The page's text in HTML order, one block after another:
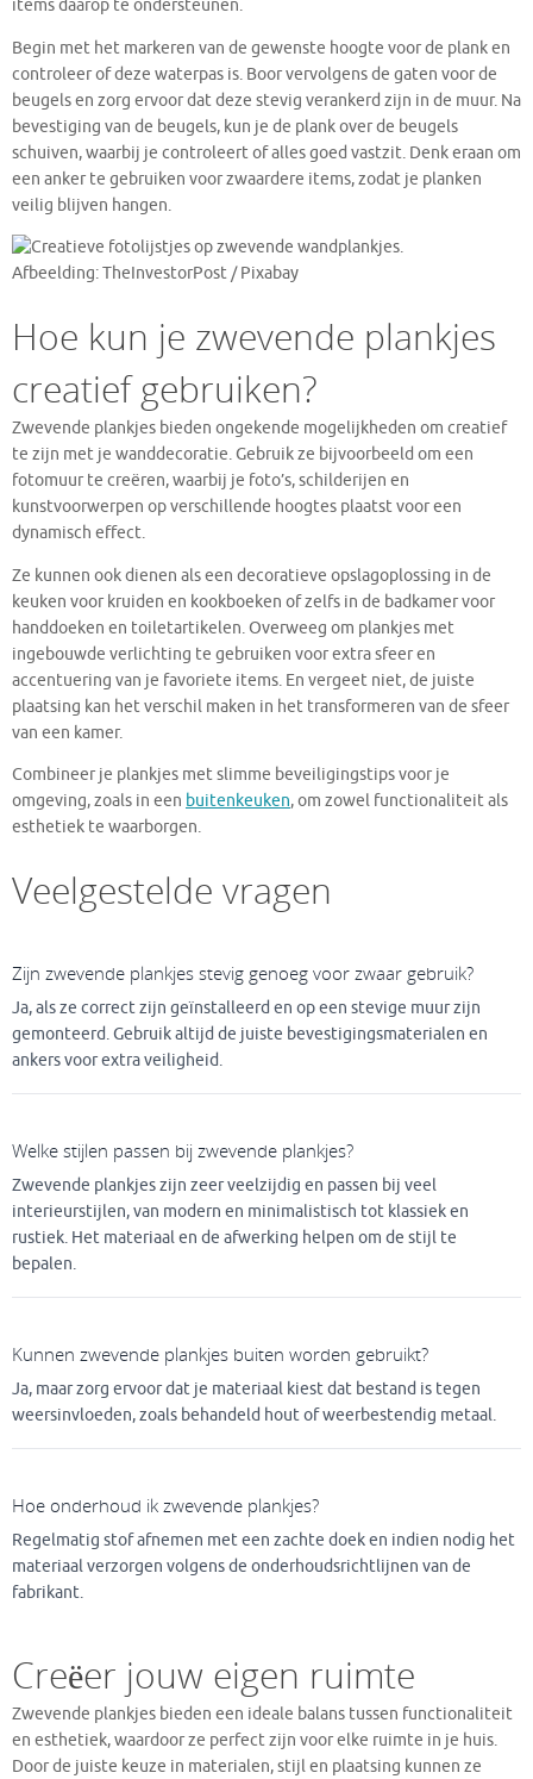
items daarop te ondersteunen.
Begin met het markeren van de gewenste hoogte voor de plank en
controleer of deze waterpas is. Boor vervolgens de gaten voor de
beugels en zorg ervoor dat deze stevig verankerd zijn in de muur. Na
bevestiging van de beugels, kun je de plank over de beugels
schuiven, waarbij je controleert of alles goed vastzit. Denk eraan om
een anker te gebruiken voor zwaardere items, zodat je planken
veilig blijven hangen.
Afbeelding: TheInvestorPost / Pixabay
Hoe kun je zwevende plankjes
creatief gebruiken?
Zwevende plankjes bieden ongekende mogelijkheden om creatief
te zijn met je wanddecoratie. Gebruik ze bijvoorbeeld om een
fotomuur te creëren, waarbij je foto’s, schilderijen en
kunstvoorwerpen op verschillende hoogtes plaatst voor een
dynamisch effect.
Ze kunnen ook dienen als een decoratieve opslagoplossing in de
keuken voor kruiden en kookboeken of zelfs in de badkamer voor
handdoeken en toiletartikelen. Overweeg om plankjes met
ingebouwde verlichting te gebruiken voor extra sfeer en
accentuering van je favoriete items. En vergeet niet, de juiste
plaatsing kan het verschil maken in het transformeren van de sfeer
van een kamer.
Combineer je plankjes met slimme beveiligingstips voor je
omgeving, zoals in een buitenkeuken, om zowel functionaliteit als
esthetiek te waarborgen.
Veelgestelde vragen
Zijn zwevende plankjes stevig genoeg voor zwaar gebruik?
Ja, als ze correct zijn geïnstalleerd en op een stevige muur zijn
gemonteerd. Gebruik altijd de juiste bevestigingsmaterialen en
ankers voor extra veiligheid.
Welke stijlen passen bij zwevende plankjes?
Zwevende plankjes zijn zeer veelzijdig en passen bij veel
interieurstijlen, van modern en minimalistisch tot klassiek en
rustiek. Het materiaal en de afwerking helpen om de stijl te
bepalen.
Kunnen zwevende plankjes buiten worden gebruikt?
Ja, maar zorg ervoor dat je materiaal kiest dat bestand is tegen
weersinvloeden, zoals behandeld hout of weerbestendig metaal.
Hoe onderhoud ik zwevende plankjes?
Regelmatig stof afnemen met een zachte doek en indien nodig het
materiaal verzorgen volgens de onderhoudsrichtlijnen van de
fabrikant.
Creëer jouw eigen ruimte
Zwevende plankjes bieden een ideale balans tussen functionaliteit
en esthetiek, waardoor ze perfect zijn voor elke ruimte in je huis.
Door de juiste keuze in materialen, stijl en plaatsing kunnen ze